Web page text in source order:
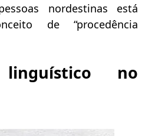
nordestinas está
de “procedência
linguístico no